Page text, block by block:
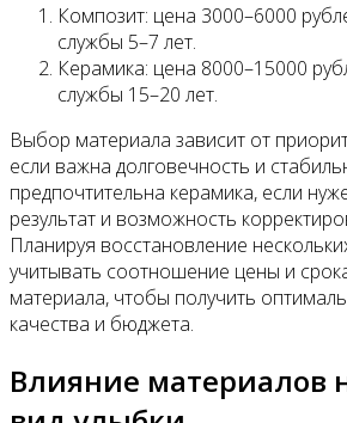
Композит: цена 3000–6000
службы 5–7 лет.
Керамика: цена 8000–15000
службы 15–20 лет.
Выбор материала зависит от
если важна долговечность и
предпочтительна керамика, если
результат и возможность
Планируя восстановление
учитывать соотношение цены и
материала, чтобы получить
качества и бюджета.
Влияние материалов